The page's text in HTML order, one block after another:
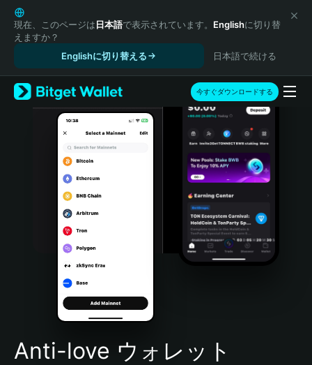
English
日本語
Tiếng Việt
Español (Latinoamérica)
Türkçe
Italiano
Português (Portugal)
Bahasa Indonesia
Português (Brasil)
Español (Argentina)
現在、このページは日本語で表示されています。 Englishに切り替
えますか？
Englishに切り替える
日本語で続ける
今すぐダウンロードする
Anti-love ウォレット